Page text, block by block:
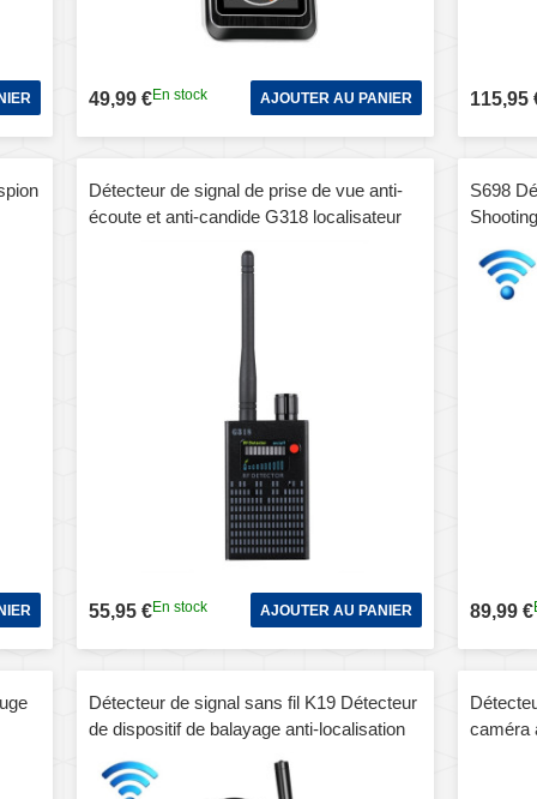
49,99 €En stock AJOUTER AU PANIER 115,95
Détecteur de signal de prise de vue anti-
écoute et anti-candide G318 localisateur
55,95 €En stock AJOUTER AU PANIER
S698
89,99 €
Détecteur de signal sans fil K19 Détecteur
de dispositif de balayage anti-localisation
caméra